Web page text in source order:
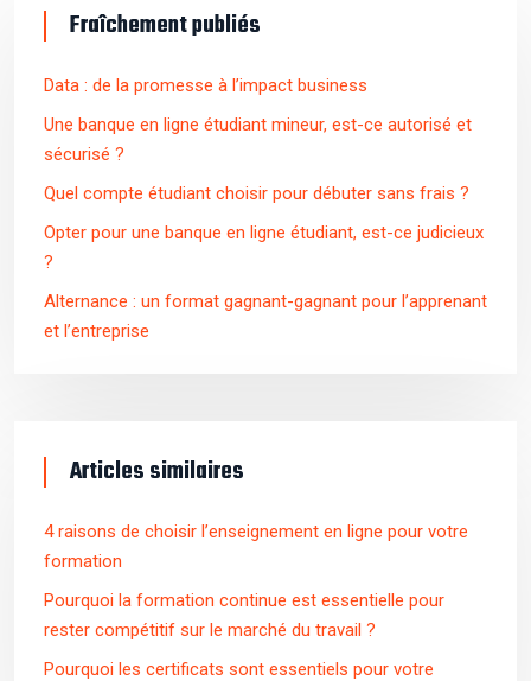
Fraîchement publiés
Data : de la promesse à l’impact business
Une banque en ligne étudiant mineur, est-ce autorisé et
sécurisé ?
Quel compte étudiant choisir pour débuter sans frais ?
Opter pour une banque en ligne étudiant, est-ce judicieux
?
Alternance : un format gagnant-gagnant pour l’apprenant
et l’entreprise
Articles similaires
4 raisons de choisir l’enseignement en ligne pour votre
formation
Pourquoi la formation continue est essentielle pour
rester compétitif sur le marché du travail ?
Pourquoi les certificats sont essentiels pour votre